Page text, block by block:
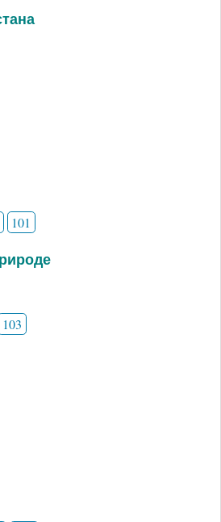
101
103